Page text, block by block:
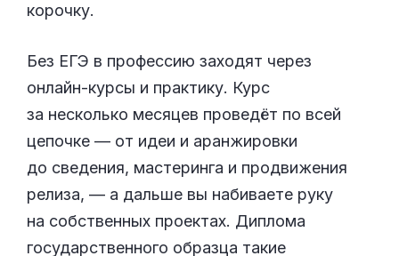
корочку.
Без ЕГЭ в профессию заходят через
онлайн-курсы и практику. Курс
за несколько месяцев проведёт по всей
цепочке — от идеи и аранжировки
до сведения, мастеринга и продвижения
релиза, — а дальше вы набиваете руку
на собственных проектах. Диплома
государственного образца такие